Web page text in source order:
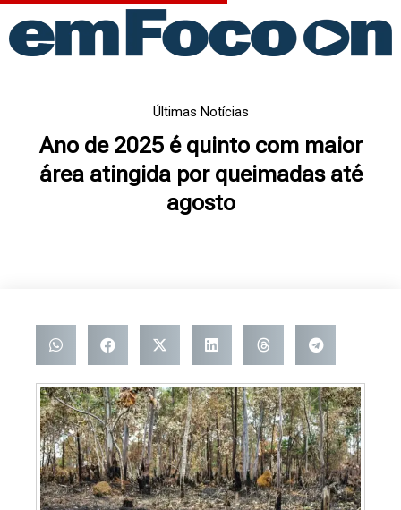
para
Últimas Notícias
Ano de 2025 é quinto com maior
área atingida por queimadas até
agosto